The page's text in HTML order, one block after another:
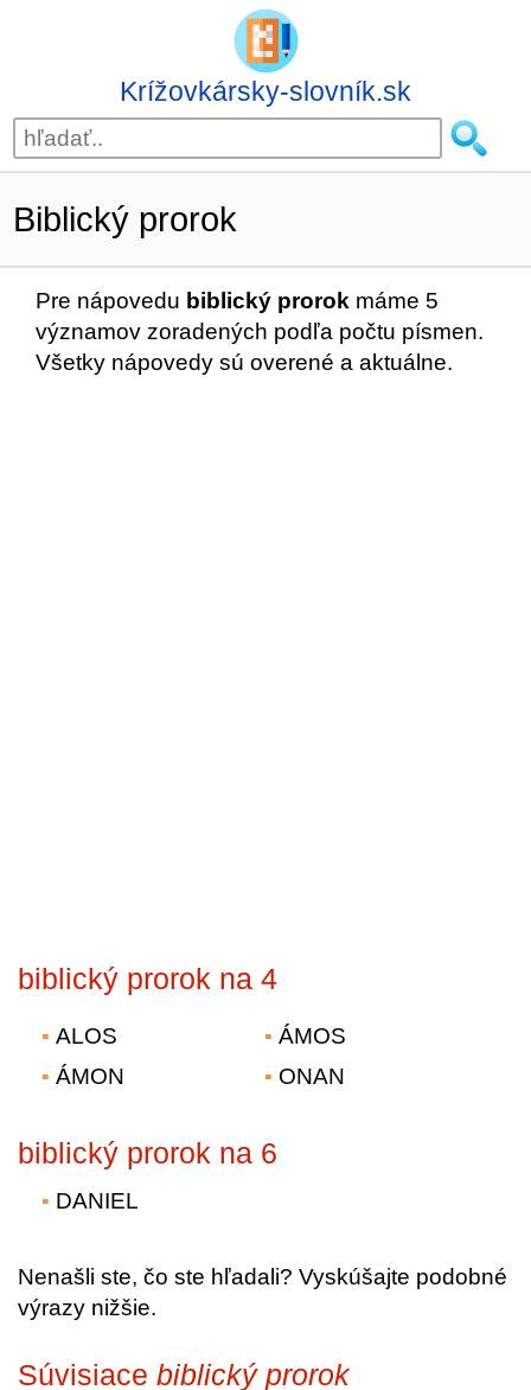
Krížovkársky-slovník.sk
Biblický prorok
Pre nápovedu biblický prorok máme 5
významov zoradených podľa počtu písmen.
Všetky nápovedy sú overené a aktuálne.
biblický prorok na 4
ALOS
ÁMON
ÁMOS
ONAN
biblický prorok na 6
DANIEL
Nenašli ste, čo ste hľadali? Vyskúšajte podobné
výrazy nižšie.
Súvisiace biblický prorok